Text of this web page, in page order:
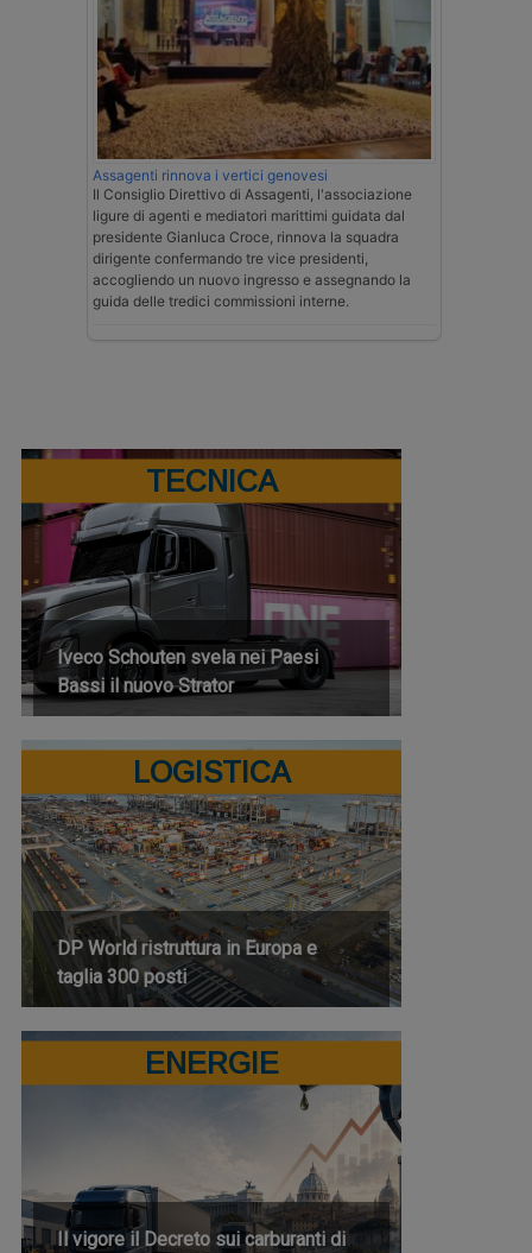
Assagenti rinnova i vertici genovesi
Il Consiglio Direttivo di Assagenti, l'associazione
ligure di agenti e mediatori marittimi guidata dal
presidente Gianluca Croce, rinnova la squadra
dirigente confermando tre vice presidenti,
accogliendo un nuovo ingresso e assegnando la
guida delle tredici commissioni interne.
TECNICA
Iveco Schouten svela nei Paesi
Bassi il nuovo Strator
LOGISTICA
DP World ristruttura in Europa e
taglia 300 posti
ENERGIE
Il vigore il Decreto sui carburanti di